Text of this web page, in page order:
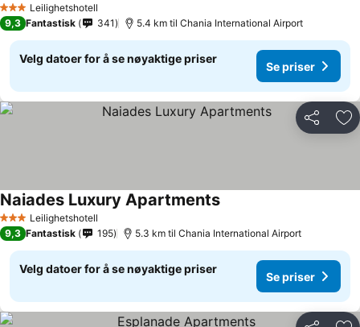
3 StjernerLeilighetshotell
9,3 Fantastisk 341 5.4 km til Chania International Airport
Velg datoer for å se nøyaktige priser
Se priser
Del
3 StjernerLeilighetshotell
Naiades Luxury ApartmentsSe priser
9,3 Fantastisk 195 5.3 km til Chania International Airport
Velg datoer for å se nøyaktige priser
Se priser